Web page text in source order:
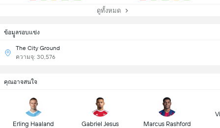
ข้อมููลรอบแข่ง
The City Ground
ความจุ: 30,576
ดูทั้งหมด
คุณอาจสนใจ
Erling Haaland Gabriel Jesus Marcus Rashford